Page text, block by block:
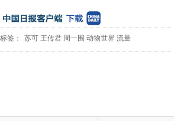
标签： 苏可 王传君 周一围 动物世界 流量